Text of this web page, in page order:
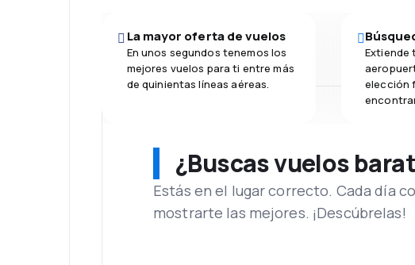
La mayor oferta de vuelos
En unos segundos tenemos los
mejores vuelos para ti entre más
de quinientas líneas aéreas.
Extiende
elección
¿Buscas vuelos
Estás en el lugar correcto. Cada día
mostrarte las mejores. ¡Descúbrelas!